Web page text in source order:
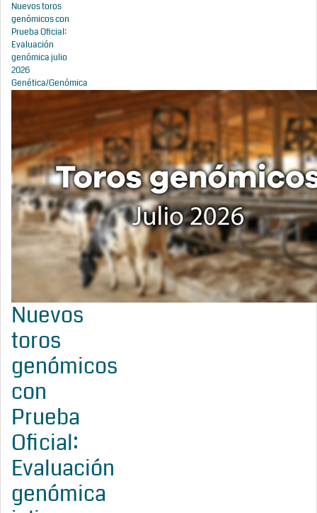
Nuevos toros
genómicos con
Prueba Oficial:
Evaluación
genómica julio
2026
Genética/Genómica
Nuevos
toros
genómicos
con
Prueba
Oficial:
Evaluación
genómica